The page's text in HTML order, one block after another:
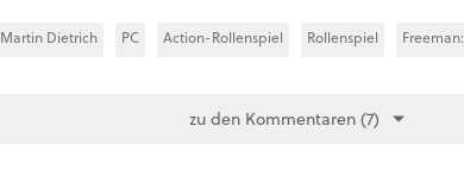
Martin Dietrich PC Action-Rollenspiel Rollenspiel
zu den Kommentaren (7)